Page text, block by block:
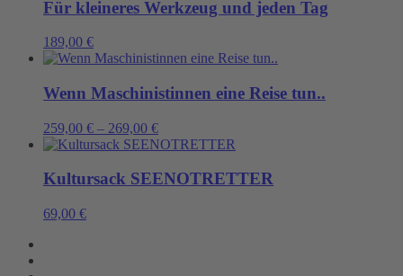
Für kleineres Werkzeug und jeden Tag
189,00 €
Wenn Maschinistinnen eine Reise tun..
259,00 € – 269,00 €
Kultursack SEENOTRETTER
69,00 €